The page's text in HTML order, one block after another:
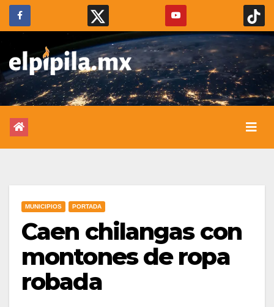
MUNICIPIOS PORTADA
Caen chilangas con
montones de ropa
robada